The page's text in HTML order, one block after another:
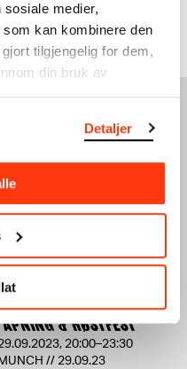
medier,
kan kombinere den
tilgjengelig for dem,
din bruk av
Detaljer
NIGHT PÅ MUNCH
ÅPNING & HØSTFEST
, 20:00–23:30
MUNCH // 29.09.23